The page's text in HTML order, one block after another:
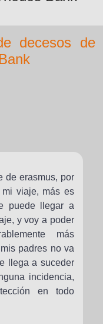
decesos de
de erasmus, por
viaje, más es
puede llegar a
y voy a poder
más
padres no va
llega a suceder
incidencia,
en todo